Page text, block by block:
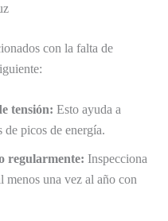
con la falta de
tensión: Esto ayuda a
picos de energía.
regularmente: Inspecciona
menos una vez al año con